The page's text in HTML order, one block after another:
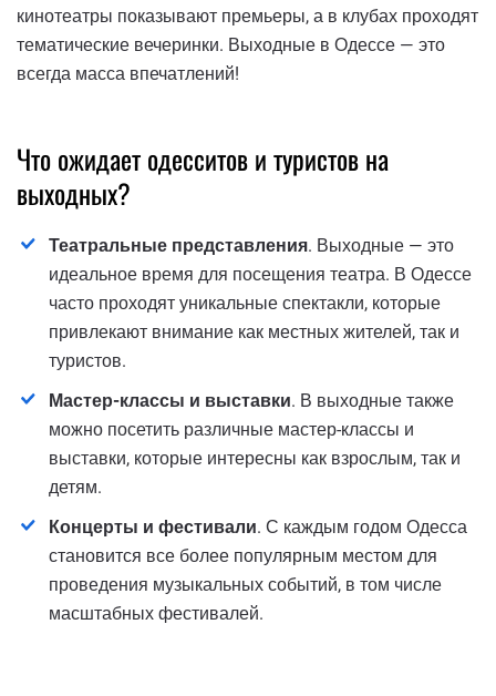
кинотеатры показывают премьеры, а в клубах проходят
тематические вечеринки. Выходные в Одессе — это
всегда масса впечатлений!
Что ожидает одесситов и туристов на
выходных?
Театральные представления. Выходные — это
идеальное время для посещения театра. В Одессе
часто проходят уникальные спектакли, которые
привлекают внимание как местных жителей, так и
туристов.
Мастер-классы и выставки. В выходные также
можно посетить различные мастер-классы и
выставки, которые интересны как взрослым, так и
детям.
Концерты и фестивали. С каждым годом Одесса
становится все более популярным местом для
проведения музыкальных событий, в том числе
масштабных фестивалей.